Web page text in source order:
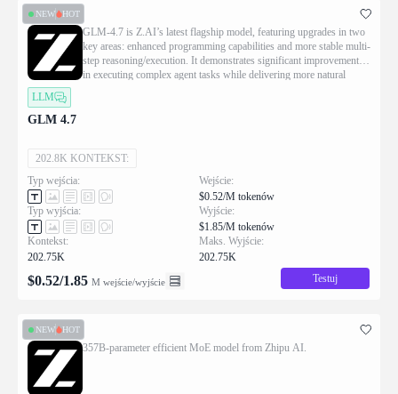
NEW HOT
GLM-4.7 is Z.AI’s latest flagship model, featuring upgrades in two
key areas: enhanced programming capabilities and more stable multi-
step reasoning/execution. It demonstrates significant improvements
in executing complex agent tasks while delivering more natural
LLM
GLM 4.7
202.8K KONTEKST:
Typ wejścia:
Typ wyjścia:
Kontekst:
202.75K
Wejście:
$0.52/M tokenów
Wyjście:
$1.85/M tokenów
Maks. Wyjście:
202.75K
$0.52/1.85 M wejście/wyjście Testuj
NEW HOT
357B-parameter efficient MoE model from Zhipu AI.